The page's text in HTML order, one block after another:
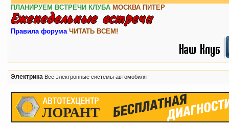
ПЛАНИРУЕМ ВСТРЕЧИ КЛУБА МОСКВА ПИТЕР
Правила форума ЧИТАТЬ ВСЕМ!
Электрика Все электронные системы автомобиля